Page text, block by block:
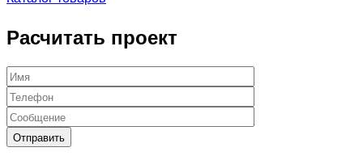
Расчитать проект